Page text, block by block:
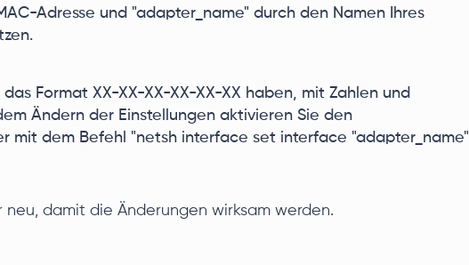
Adresse und "adapter_name" durch den Namen Ihres
Format XX-XX-XX-XX-XX-XX haben, mit Zahlen und
Ändern der Einstellungen aktivieren Sie den
mit dem Befehl "netsh interface set interface "adapter_name"
neu, damit die Änderungen wirksam werden.